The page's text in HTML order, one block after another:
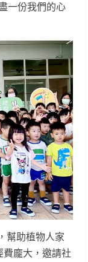
一份我們的心
幫助植物人家
龐大，邀請社